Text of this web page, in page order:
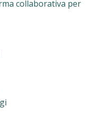
collaborativa per